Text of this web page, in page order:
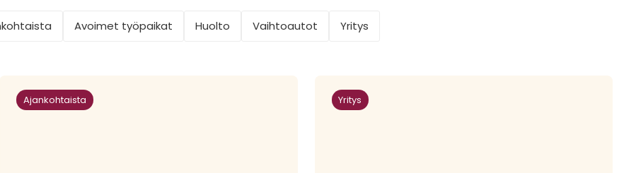
Avoimet työpaikat Huolto Vaihtoautot Yritys
Ajankohtaista Yritys